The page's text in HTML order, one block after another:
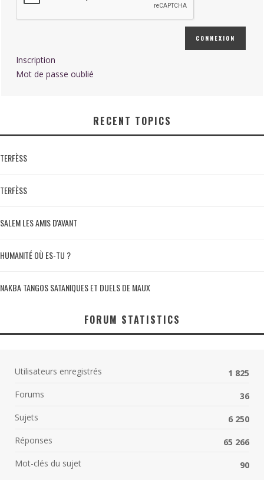
CONNEXION
Inscription
Mot de passe oublié
RECENT TOPICS
TERFÈSS
TERFÈSS
SALEM LES AMIS D'AVANT
HUMANITÉ OÙ ES-TU ?
NAKBA TANGOS SATANIQUES ET DUELS DE MAUX
FORUM STATISTICS
Utilisateurs enregistrés
1 825
Forums
36
Sujets
6 250
Réponses
65 266
Mot-clés du sujet
90